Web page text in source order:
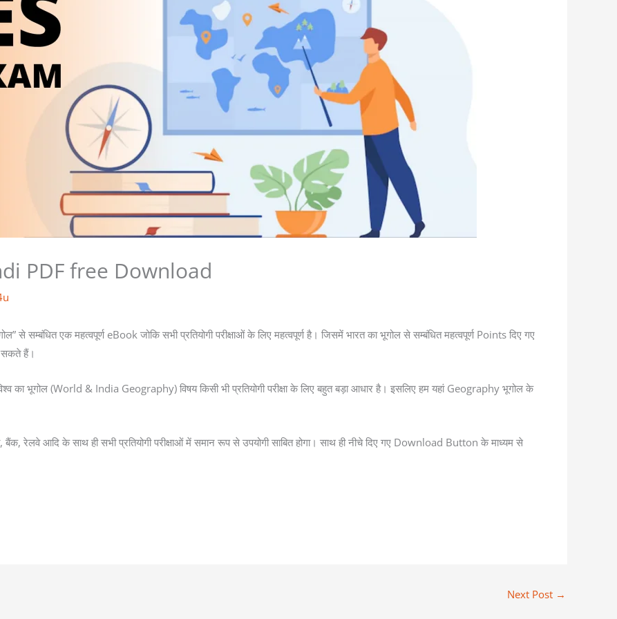
PDF free Download
एक महत्वपूर्ण eBook जोकि सभी प्रतियोगी परीक्षाओं के लिए महत्वपूर्ण है। जिसमें भारत का भूगोल से सम्बंधित महत्वपूर्ण Points दिए गए
हैं।
भूगोल (World & India Geography) विषय किसी भी प्रतियोगी परीक्षा के लिए बहुत बड़ा आधार है। इसलिए हम यहां Geography भूगोल के
रेलवे आदि के साथ ही सभी प्रतियोगी परीक्षाओं में समान रूप से उपयोगी साबित होगा। साथ ही नीचे दिए गए Download Button के माध्यम से
Next Post →